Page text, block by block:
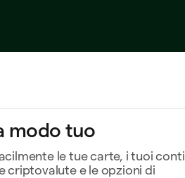
modo tuo
le tue carte, i tuoi conti
criptovalute e le opzioni di